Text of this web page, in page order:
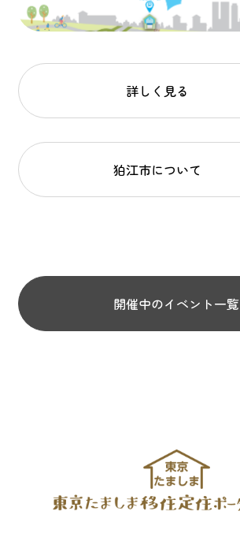
詳しく見る
狛江市について
開催中のイベント一覧